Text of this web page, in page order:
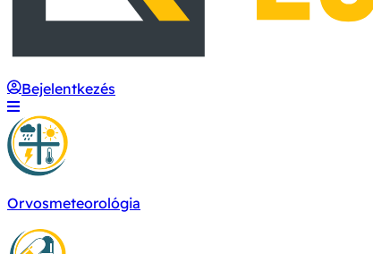
Bejelentkezés
Orvosmeteorológia